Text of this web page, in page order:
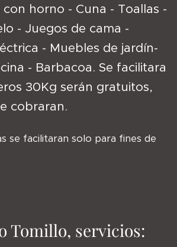
con horno - Cuna - Toallas -
- Juegos de cama -
- Muebles de jardín-
- Barbacoa. Se facilitara
30Kg serán gratuitos,
cobraran.
se facilitaran solo para fines de
Tomillo, servicios: